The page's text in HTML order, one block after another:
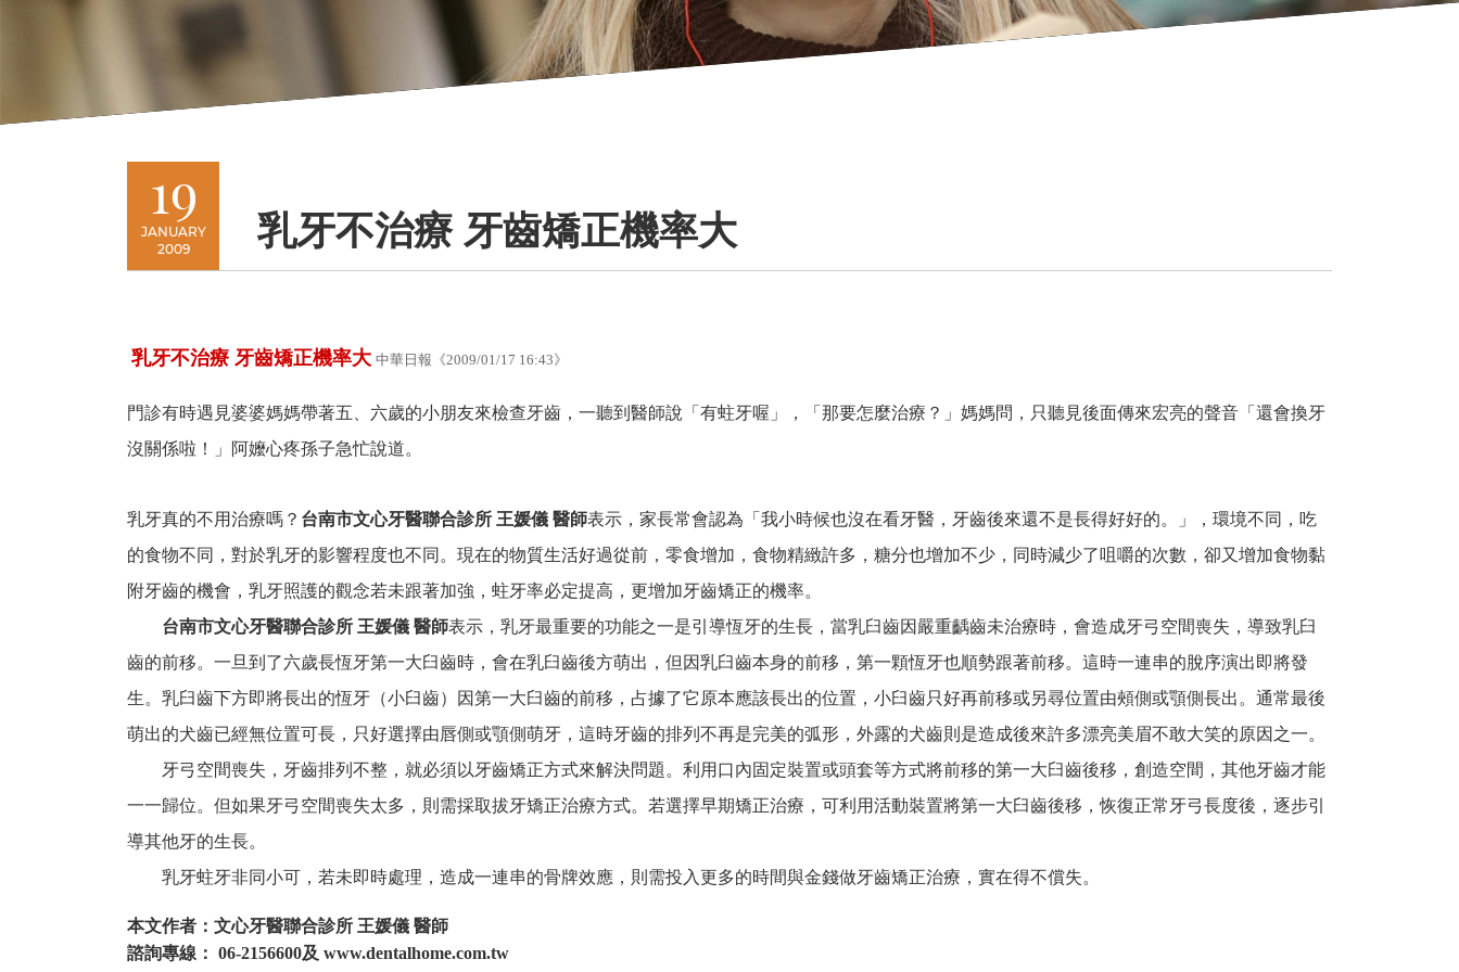
19
JANUARY
2009
乳牙不治療 牙齒矯正機率大
乳牙不治療 牙齒矯正機率大 中華日報《2009/01/17 16:43》
門診有時遇見婆婆媽媽帶著五、六歲的小朋友來檢查牙齒，一聽到醫師說「有蛀牙喔」，「那要怎麼治療？」媽媽問，只聽見後面傳來宏亮的聲音「還會換牙
沒關係啦！」阿嬤心疼孫子急忙說道。
乳牙真的不用治療嗎？ 台南市文心牙醫聯合診所 王媛儀 醫師表示，家長常會認為「我小時候也沒在看牙醫，牙齒後來還不是長得好好的。」，環境不同，吃
的食物不同，對於乳牙的影響程度也不同。現在的物質生活好過從前，零食增加，食物精緻許多，糖分也增加不少，同時減少了咀嚼的次數，卻又增加食物黏
附牙齒的機會，乳牙照護的觀念若未跟著加強，蛀牙率必定提高，更增加牙齒矯正的機率。
台南市文心牙醫聯合診所 王媛儀 醫師表示，乳牙最重要的功能之一是引導恆牙的生長，當乳臼齒因嚴重齲齒未治療時，會造成牙弓空間喪失，導致乳臼
齒的前移。一旦到了六歲長恆牙第一大臼齒時，會在乳臼齒後方萌出，但因乳臼齒本身的前移，第一顆恆牙也順勢跟著前移。這時一連串的脫序演出即將發
生。乳臼齒下方即將長出的恆牙（小臼齒）因第一大臼齒的前移，占據了它原本應該長出的位置，小臼齒只好再前移或另尋位置由頰側或顎側長出。通常最後
萌出的犬齒已經無位置可長，只好選擇由唇側或顎側萌牙，這時牙齒的排列不再是完美的弧形，外露的犬齒則是造成後來許多漂亮美眉不敢大笑的原因之一。
牙弓空間喪失，牙齒排列不整，就必須以牙齒矯正方式來解決問題。利用口內固定裝置或頭套等方式將前移的第一大臼齒後移，創造空間，其他牙齒才能
一一歸位。但如果牙弓空間喪失太多，則需採取拔牙矯正治療方式。若選擇早期矯正治療，可利用活動裝置將第一大臼齒後移，恢復正常牙弓長度後，逐步引
導其他牙的生長。
乳牙蛀牙非同小可，若未即時處理，造成一連串的骨牌效應，則需投入更多的時間與金錢做牙齒矯正治療，實在得不償失。
本文作者：文心牙醫聯合診所 王媛儀 醫師
諮詢專線： 06-2156600及 www.dentalhome.com.tw